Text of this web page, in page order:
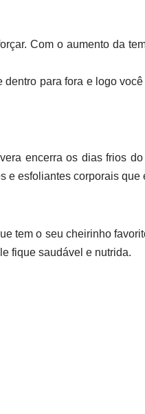
Com o aumento da
para fora e logo
encerra os dias frios
esfoliantes corporais
tem o seu cheirinho
fique saudável e nutrida.